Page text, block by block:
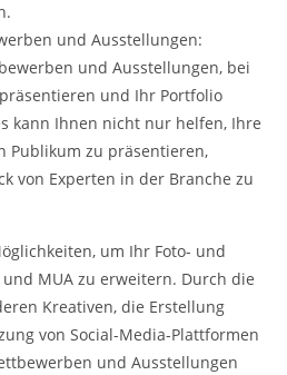
und Ausstellungen:
und Ausstellungen, bei
und Ihr Portfolio
kann Ihnen nicht nur helfen, Ihre
Publikum zu präsentieren,
von Experten in der Branche zu
um Ihr Foto- und
MUA zu erweitern. Durch die
Kreativen, die Erstellung
von Social-Media-Plattformen
und Ausstellungen